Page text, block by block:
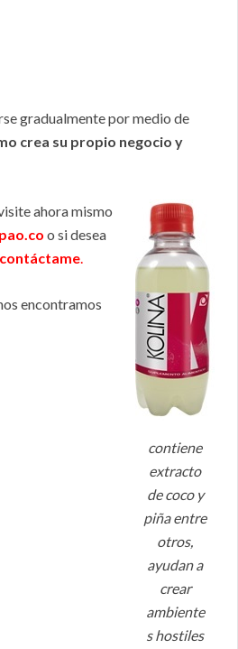
gradualmente por medio de
crea su propio negocio y
contiene
extracto
de coco y
piña entre
otros,
ayudan a
crear
ambiente
s hostiles
ahora mismo
o si desea
contáctame.
encontramos